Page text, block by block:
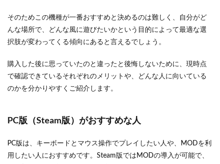
そのためこの機種が一番おすすめと決めるのは難しく、自分がど
んな場所で、どんな風に遊びたいかという目的によって最適な選
択肢が変わってくる傾向にあると言えるでしょう。
購入した後に思っていたのと違ったと後悔しないために、現時点
で確認できているそれぞれのメリットや、どんな人に向いている
のかを分かりやすくご紹介します。
PC版（Steam版）がおすすめな人
PC版は、キーボードとマウス操作でプレイしたい人や、MODを利
用したい人におすすめです。Steam版ではMODの導入が可能で、